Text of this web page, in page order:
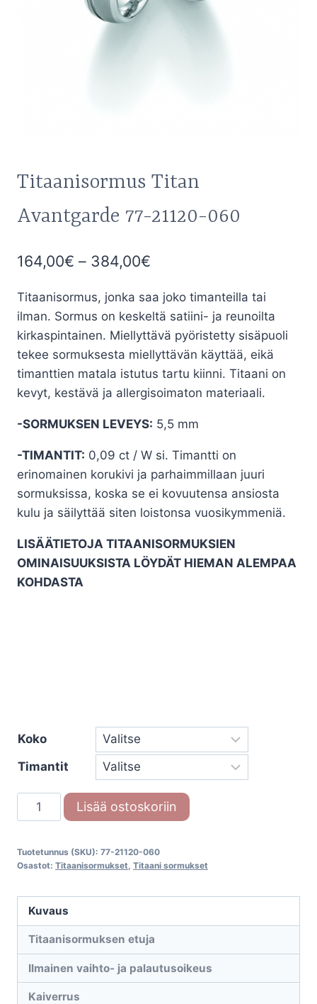
Titaanisormus Titan
Avantgarde 77-21120-060
164,00€ – 384,00€
-
384,00€
Titaanisormus, jonka saa joko timanteilla tai
ilman. Sormus on keskeltä satiini- ja reunoilta
kirkaspintainen. Miellyttävä pyöristetty sisäpuoli
tekee sormuksesta miellyttävän käyttää, eikä
timanttien matala istutus tartu kiinni. Titaani on
kevyt, kestävä ja allergisoimaton materiaali.
-SORMUKSEN LEVEYS: 5,5 mm
-TIMANTIT: 0,09 ct / W si. Timantti on
erinomainen korukivi ja parhaimmillaan juuri
sormuksissa, koska se ei kovuutensa ansiosta
kulu ja säilyttää siten loistonsa vuosikymmeniä.
LISÄÄTIETOJA TITAANISORMUKSIEN
OMINAISUUKSISTA LÖYDÄT HIEMAN ALEMPAA
KOHDASTA
Koko
Timantit
Titaanisormus
Titan
77-
060
määrä
Lisää ostoskoriin
Tuotetunnus (SKU): 77-21120-060
Osastot: Titaanisormukset, Titaani sormukset
Kuvaus
Titaanisormuksen etuja
Ilmainen vaihto- ja palautusoikeus
Kaiverrus